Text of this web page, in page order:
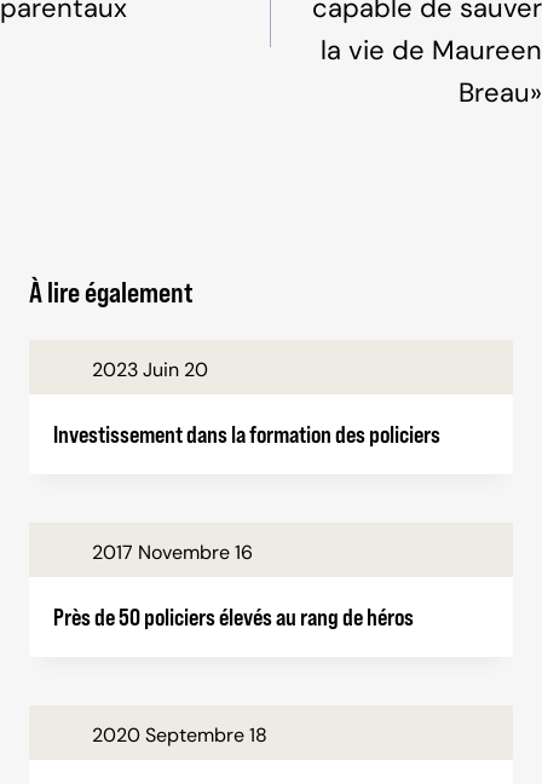
parentaux
capable de sauver
la vie de Maureen
Breau»
À lire également
2023 Juin 20
Investissement dans la formation des policiers
2017 Novembre 16
Près de 50 policiers élevés au rang de héros
2020 Septembre 18